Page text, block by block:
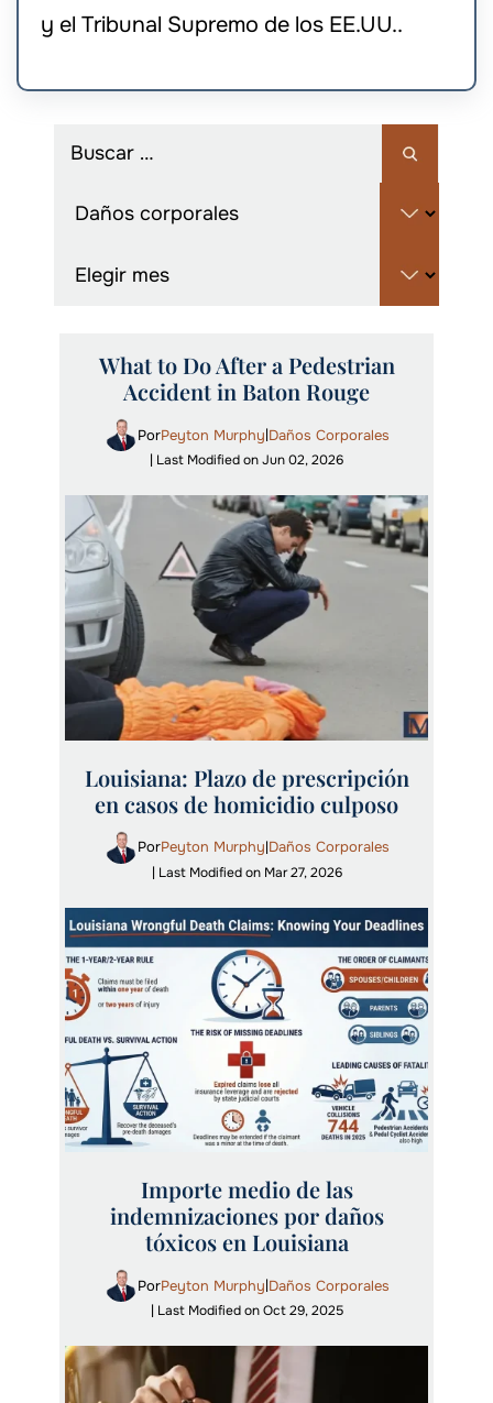
y el Tribunal Supremo de los EE.UU..
What to Do After a Pedestrian
Accident in Baton Rouge
PorPeyton Murphy|Daños Corporales
| Last Modified on Jun 02, 2026
Louisiana: Plazo de prescripción
en casos de homicidio culposo
PorPeyton Murphy|Daños Corporales
| Last Modified on Mar 27, 2026
Importe medio de las
indemnizaciones por daños
tóxicos en Louisiana
PorPeyton Murphy|Daños Corporales
| Last Modified on Oct 29, 2025